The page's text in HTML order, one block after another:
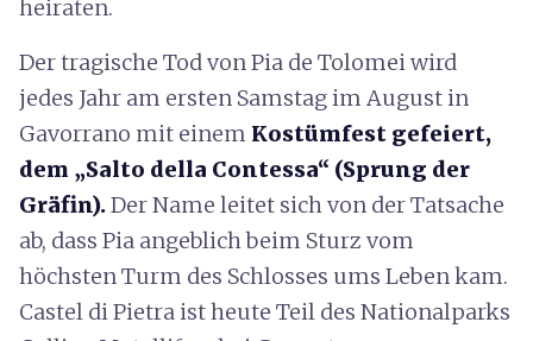
heiraten.
Der tragische Tod von Pia de Tolomei wird
jedes Jahr am ersten Samstag im August in
Gavorrano mit einem Kostümfest gefeiert,
dem „Salto della Contessa“ (Sprung der
Gräfin).Der Name leitet sich von der Tatsache
ab, dass Pia angeblich beim Sturz vom
höchsten Turm des Schlosses ums Leben kam.
Castel di Pietra ist heute Teil des Nationalparks